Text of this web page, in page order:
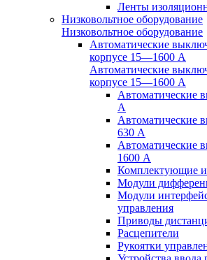
Ленты
Низковольтное оборудование
Низковольтное оборудование
Автоматические
корпусе 15—1600 А
Автоматические
корпусе 15—1600 А
Автоматические
А
Автоматические
630 А
Автоматические
1600 А
Комплектующие и
Модули
Модули
управления
Приводы
Расцепители
Рукоятки